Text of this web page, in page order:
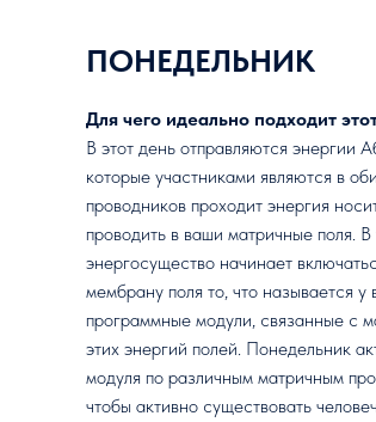
Для чего идеально подходит
В этот день отправляются энергии
которые участниками являются в
проводников проходит энергия
проводить в ваши матричные поля.
энергосущество начинает
мембрану поля то, что называется
программные модули, связанные с
этих энергий полей. Понедельник
модуля по различным матричным
чтобы активно существовать
ПОНЕДЕЛЬНИК